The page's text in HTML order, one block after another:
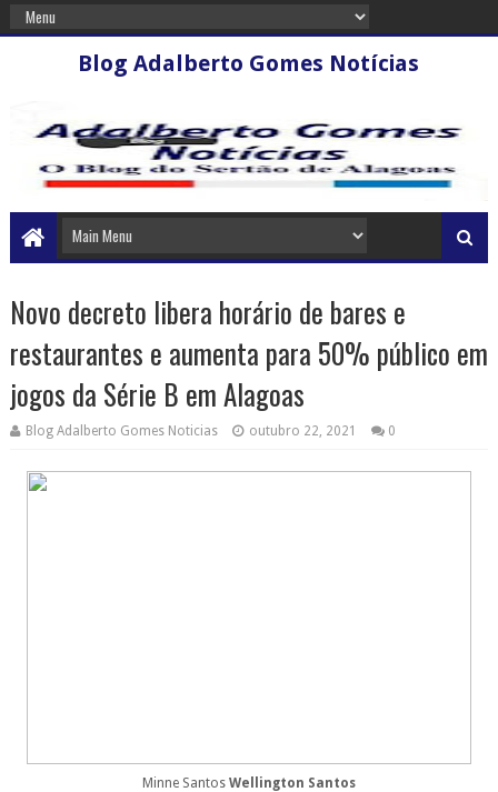
Blog Adalberto Gomes Notícias
Novo decreto libera horário de bares e
restaurantes e aumenta para 50% público em
jogos da Série B em Alagoas
Blog Adalberto Gomes Noticias outubro 22, 2021 0
Minne SantosWellington Santos